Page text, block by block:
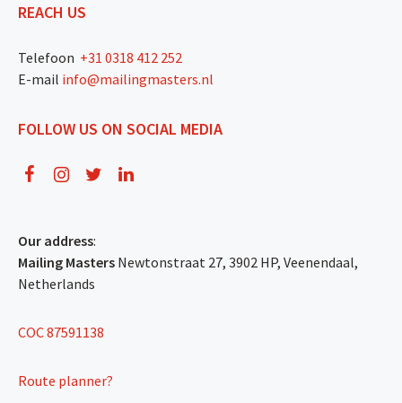
REACH US
Telefoon +31 0318 412 252
E-mail info@mailingmasters.nl
FOLLOW US ON SOCIAL MEDIA
Our address:
Mailing Masters Newtonstraat 27, 3902 HP, Veenendaal,
Netherlands
COC 87591138
Route planner?